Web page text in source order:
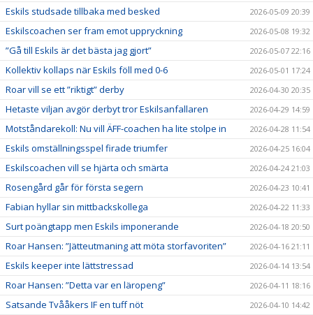
Eskils studsade tillbaka med besked 2026-05-09 20:39
Eskilscoachen ser fram emot uppryckning 2026-05-08 19:32
”Gå till Eskils är det bästa jag gjort” 2026-05-07 22:16
Kollektiv kollaps när Eskils föll med 0-6 2026-05-01 17:24
Roar vill se ett ”riktigt” derby 2026-04-30 20:35
Hetaste viljan avgör derbyt tror Eskilsanfallaren 2026-04-29 14:59
Motståndarekoll: Nu vill ÄFF-coachen ha lite stolpe in 2026-04-28 11:54
Eskils omställningsspel firade triumfer 2026-04-25 16:04
Eskilscoachen vill se hjärta och smärta 2026-04-24 21:03
Rosengård går för första segern 2026-04-23 10:41
Fabian hyllar sin mittbackskollega 2026-04-22 11:33
Surt poängtapp men Eskils imponerande 2026-04-18 20:50
Roar Hansen: ”Jätteutmaning att möta storfavoriten” 2026-04-16 21:11
Eskils keeper inte lättstressad 2026-04-14 13:54
Roar Hansen: ”Detta var en läropeng” 2026-04-11 18:16
Satsande Tvååkers IF en tuff nöt 2026-04-10 14:42